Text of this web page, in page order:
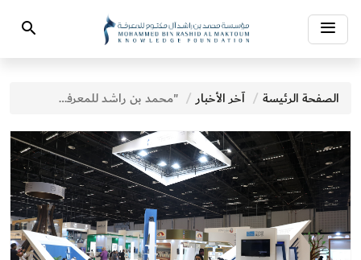
Toggle
navigation
Search
الصفحة الرئيسة آخر الأخبار "محمد بن راشد للمعرفة" تبدأ مشاركتها في معرض أبوظبي الدولي للكتاب 2019